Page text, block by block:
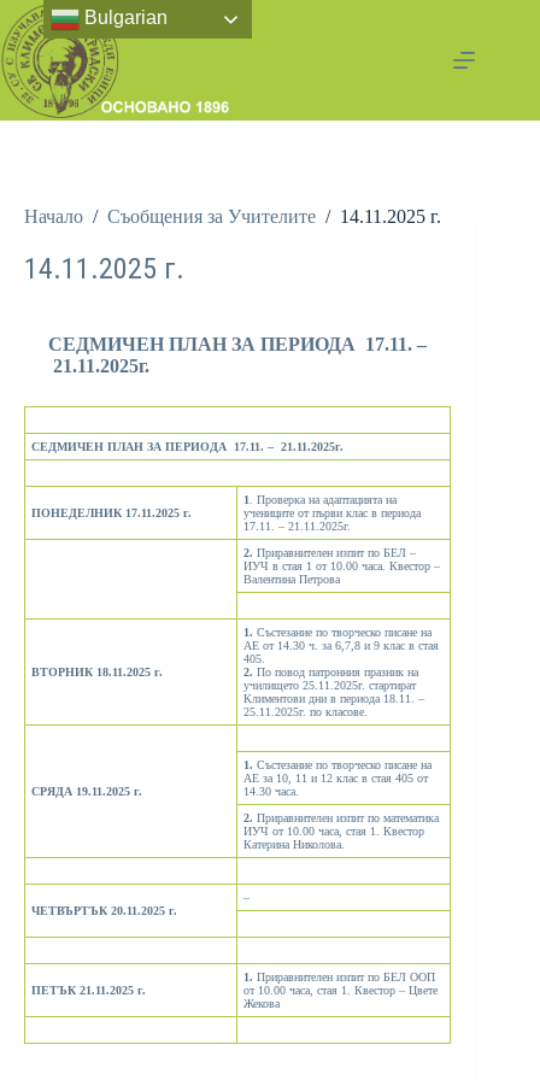
Начало / Съобщения за Учителите / 14.11.2025 г.
14.11.2025 г.
СЕДМИЧЕН ПЛАН ЗА ПЕРИОДА 17.11. –
21.11.2025г.
СЕДМИЧЕН ПЛАН ЗА ПЕРИОДА 17.11. – 21.11.2025г.
ПОНЕДЕЛНИК 17.11.2025 г.
1. Проверка на адаптацията на
учениците от първи клас в периода
17.11. – 21.11.2025г.
2. Приравнителен изпит по БЕЛ –
ИУЧ в стая 1 от 10.00 часа. Квестор –
Валентина Петрова
ВТОРНИК 18.11.2025 г.
1. Състезание по творческо писане на
АЕ от 14.30 ч. за 6,7,8 и 9 клас в стая
405.
2. По повод патронния празник на
училището 25.11.2025г. стартират
Климентови дни в периода 18.11. –
25.11.2025г. по класове.
СРЯДА 19.11.2025 г.
1. Състезание по творческо писане на
АЕ за 10, 11 и 12 клас в стая 405 от
14.30 часа.
2. Приравнителен изпит по математика
ИУЧ от 10.00 часа, стая 1. Квестор
Катерина Николова.
ЧЕТВЪРТЪК 20.11.2025 г.
–
ПЕТЪК 21.11.2025 г.
1. Приравнителен изпит по БЕЛ ООП
от 10.00 часа, стая 1. Квестор – Цвете
Жекова
Bulgarian